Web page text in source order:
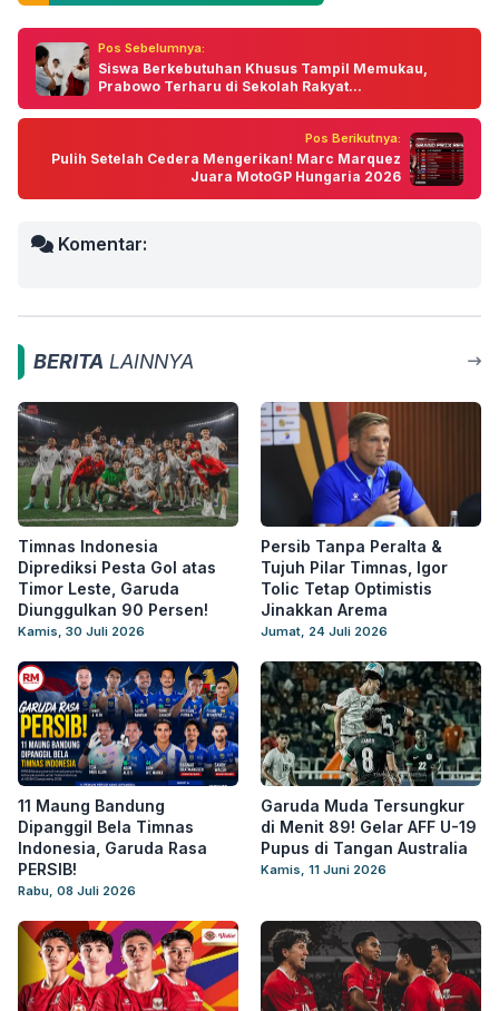
Pos Sebelumnya:
Siswa Berkebutuhan Khusus Tampil Memukau,
Prabowo Terharu di Sekolah Rakyat...
Pos Berikutnya:
Pulih Setelah Cedera Mengerikan! Marc Marquez
Juara MotoGP Hungaria 2026
Komentar:
BERITA LAINNYA
Timnas Indonesia
Diprediksi Pesta Gol atas
Timor Leste, Garuda
Diunggulkan 90 Persen!
Kamis, 30 Juli 2026
Persib Tanpa Peralta &
Tujuh Pilar Timnas, Igor
Tolic Tetap Optimistis
Jinakkan Arema
Jumat, 24 Juli 2026
11 Maung Bandung
Dipanggil Bela Timnas
Indonesia, Garuda Rasa
PERSIB!
Rabu, 08 Juli 2026
Garuda Muda Tersungkur
di Menit 89! Gelar AFF U-19
Pupus di Tangan Australia
Kamis, 11 Juni 2026